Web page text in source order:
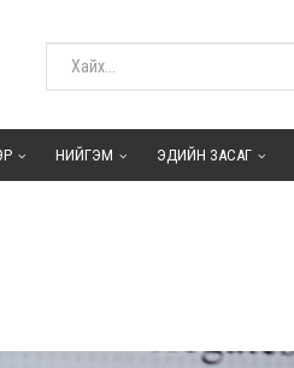
НИЙГЭМ ЭДИЙН ЗАСАГ